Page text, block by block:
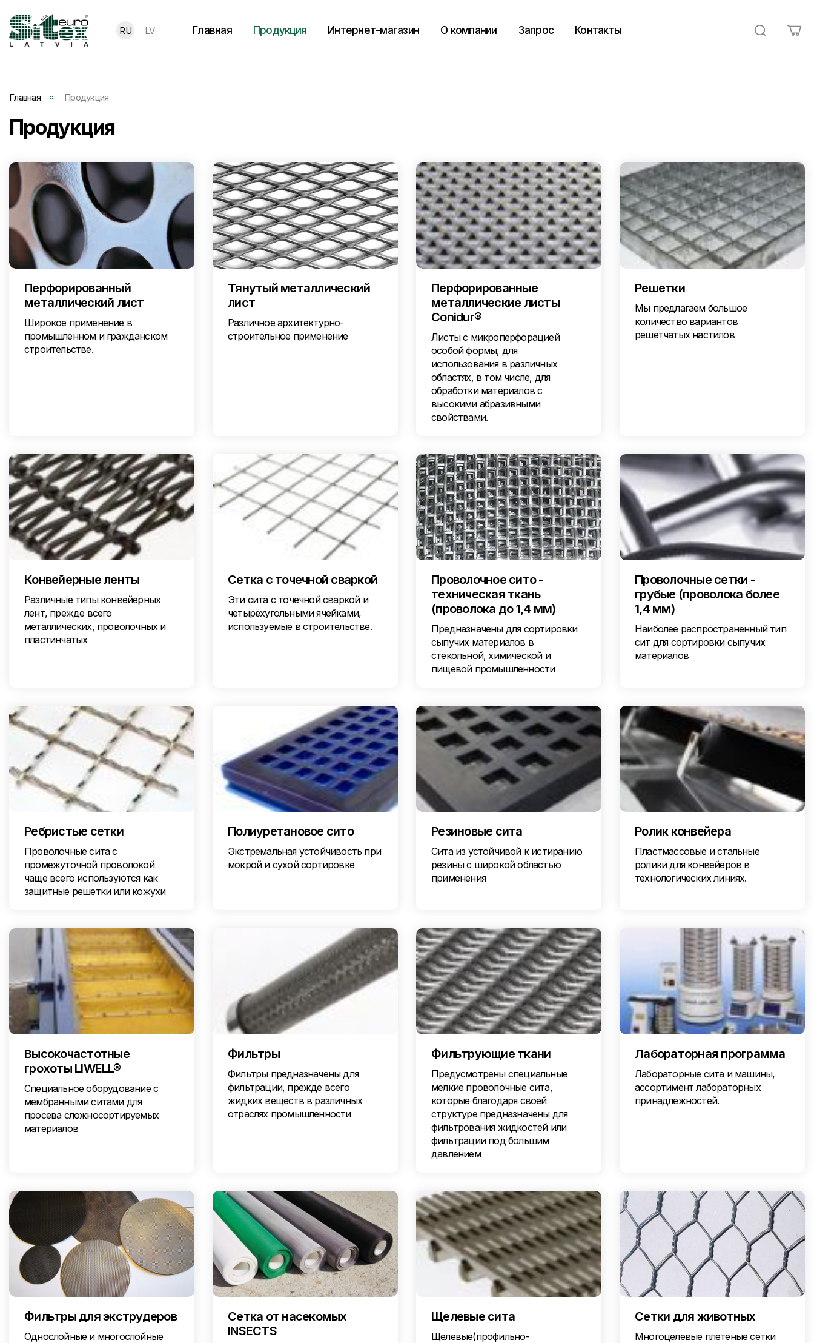
RU LV Главная Продукция Интернет-магазин О компании Запрос Контакты
Главная Продукция
Продукция
Перфорированный
металлический лист
Широкое применение в
промышленном и гражданском
строительстве.
Тянутый металлический
лист
Различное архитектурно-
строительное применение
Перфорированные
металлические листы
Conidur®
Листы с микроперфорацией
особой формы, для
использования в различных
областях, в том числе, для
обработки материалов с
высокими абразивными
свойствами.
Решетки
Мы предлагаем большое
количество вариантов
решетчатых настилов
Конвейерные ленты
Различные типы конвейерных
лент, прежде всего
металлических, проволочных и
пластинчатых
Сетка с точечной сваркой
Эти сита с точечной сваркой и
четырёхугольными ячейками,
используемые в строительстве.
Проволочное сито -
техническая ткань
(проволока до 1,4 мм)
Предназначены для сортировки
сыпучих материалов в
стекольной, химической и
пищевой промышленности
Проволочные сетки -
грубые (проволока более
1,4 мм)
Наиболее распространенный тип
сит для сортировки сыпучих
материалов
Ребристые сетки
Проволочные сита с
промежуточной проволокой
чаще всего используются как
защитные решетки или кожухи
Полиуретановое сито
Экстремальная устойчивость при
мокрой и сухой сортировке
Резиновые сита
Сита из устойчивой к истиранию
резины с широкой областью
применения
Ролик конвейера
Пластмассовые и стальные
ролики для конвейеров в
технологических линиях.
Высокочастотные
грохоты LIWELL®
Специальное оборудование с
мембранными ситами для
просева сложносортируемых
материалов
Фильтры
Фильтры предназначены для
фильтрации, прежде всего
жидких веществ в различных
отраслях промышленности
Фильтрующие ткани
Предусмотрены специальные
мелкие проволочные сита,
которые благодаря своей
структуре предназначены для
фильтрования жидкостей или
фильтрации под большим
давлением
Лабораторная программа
Лабораторные сита и машины,
ассортимент лабораторных
принадлежностей.
Фильтры для экструдеров
Однослойные и многослойные
Сетка от насекомых
INSECTS
Щелевые сита
Щелевые(профильно-
Сетки для животных
Многоцелевые плетеные сетки